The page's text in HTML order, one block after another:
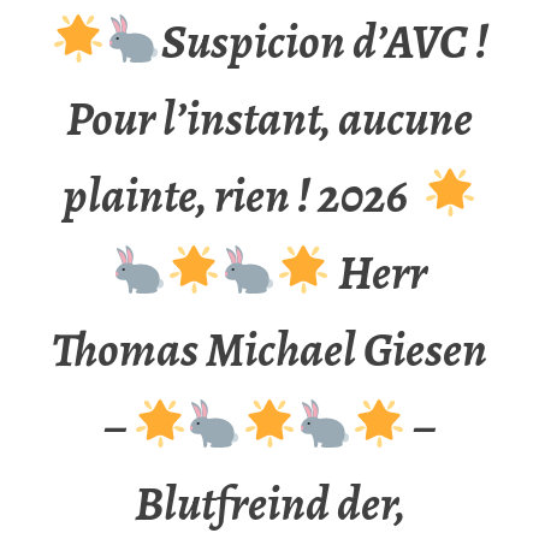
Suspicion d’AVC !
Pour l’instant, aucune
plainte, rien ! 2026
Herr
Thomas Michael Giesen
–
–
Blutfreind der,